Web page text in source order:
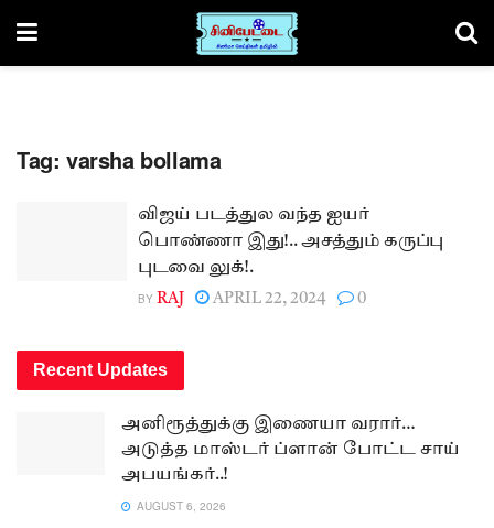
Tag: varsha bollama
விஜய் படத்துல வந்த ஐயர்
பொண்ணா இது!.. அசத்தும் கருப்பு
புடவை லுக்!.
BY RAJ APRIL 22, 2024 0
Recent Updates
அனிரூத்துக்கு இணையா வரார்…
அடுத்த மாஸ்டர் ப்ளான் போட்ட சாய்
அபயங்கர்..!
AUGUST 6, 2026